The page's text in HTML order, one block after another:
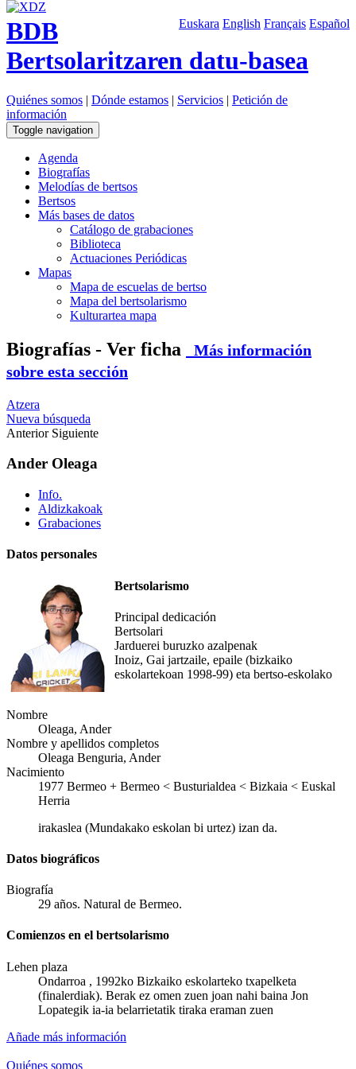
Euskara English Français Español
BDB
Bertsolaritzaren datu-basea
Quiénes somos | Dónde estamos | Servicios | Petición de
información
Toggle navigation
Agenda
Biografías
Melodías de bertsos
Bertsos
Más bases de datos
Catálogo de grabaciones
Biblioteca
Actuaciones Periódicas
Mapas
Mapa de escuelas de bertso
Mapa del bertsolarismo
Kulturartea mapa
Biografías - Ver ficha
Más información
sobre esta sección
Atzera
Nueva búsqueda
Anterior Siguiente
Ander Oleaga
Info.
Aldizkakoak
Grabaciones
Datos personales
Nombre
Oleaga, Ander
Nombre y apellidos completos
Oleaga Benguria, Ander
Nacimiento
1977 Bermeo + Bermeo < Busturialdea < Bizkaia < Euskal
Herria
Bertsolarismo
Principal dedicación
Bertsolari
Jarduerei buruzko azalpenak
Inoiz, Gai jartzaile, epaile (bizkaiko
eskolartekoan 1998-99) eta bertso-eskolako
irakaslea (Mundakako eskolan bi urtez) izan da.
Datos biográficos
Biografía
29 años. Natural de Bermeo.
Comienzos en el bertsolarismo
Lehen plaza
Ondarroa , 1992ko Bizkaiko eskolarteko txapelketa
(finalerdiak). Berak ez omen zuen joan nahi baina Jon
Lopategik ia-ia belarrietatik tiraka eraman zuen
Añade más información
Quiénes somos